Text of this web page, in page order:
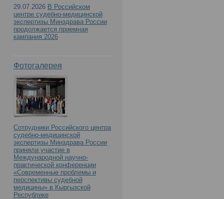
29.07.2026 В Российском
центре судебно-медицинской
экспертизы Минздрава России
продолжается приемная
кампания 2026
Фотогалерея
Сотрудники Российского центра
судебно-медицинской
экспертизы Минздрава России
приняли участие в
Международной научно-
практической конференции
«Современные проблемы и
перспективы судебной
медицины» в Кыргызской
Республике